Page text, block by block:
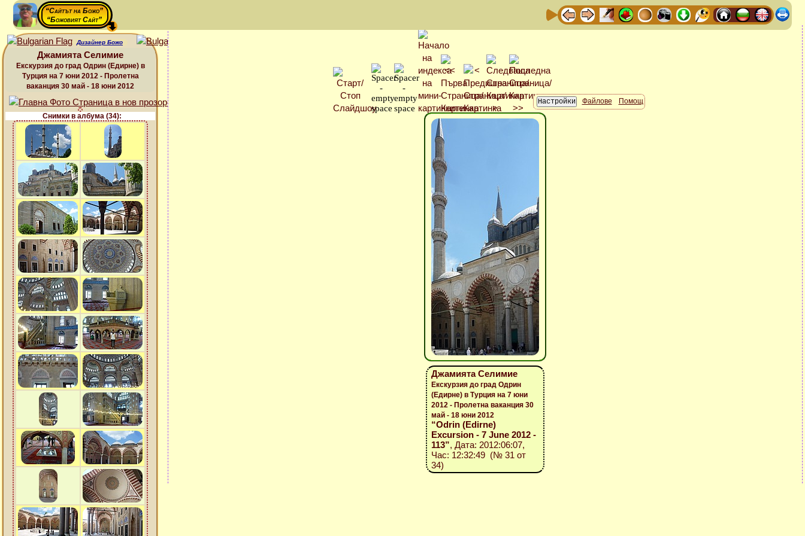
“Сайтът на Божо”
“Божовият Сайт”
Дизайнер Божо
Джамията Селимие
Екскурзия до град Одрин (Едирне) в
Турция на 7 юни 2012 - Пролетна
ваканция 30 май - 18 юни 2012
Снимки в албума (34):
Файлове Помощ
Джамията Селимие
Екскурзия до град Одрин
(Едирне) в Турция на 7 юни
2012 - Пролетна ваканция 30
май - 18 юни 2012
“Odrin (Edirne)
Excursion - 7 June 2012 -
113”, Дата: 2012:06:07,
Час: 12:32:49 (№ 31 от
34)